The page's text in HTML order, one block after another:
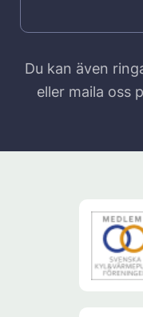
Du kan även
eller maila oss